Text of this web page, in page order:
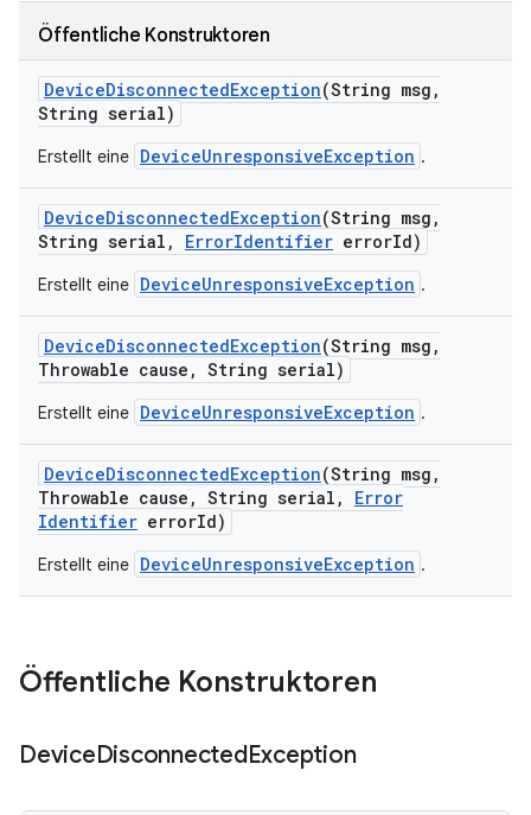
Öffentliche Konstruktoren
DeviceDisconnectedException(String msg ,
String serial)
Erstellt eine DeviceUnresponsiveException .
DeviceDisconnectedException(String msg ,
String serial , ErrorIdentifier errorId)
Erstellt eine DeviceUnresponsiveException .
DeviceDisconnectedException(String msg ,
Throwable cause , String serial)
Erstellt eine DeviceUnresponsiveException .
DeviceDisconnectedException(String msg ,
Throwable cause , String serial ,
Error
Identifier errorId)
Erstellt eine DeviceUnresponsiveException .
Öffentliche Konstruktoren
DeviceDisconnectedException